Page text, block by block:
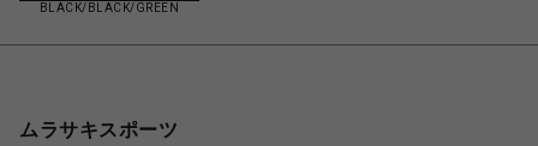
BLACK/BLACK/GREEN
ムラサキスポーツ